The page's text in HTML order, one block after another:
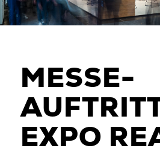
MESSE­
EXPO